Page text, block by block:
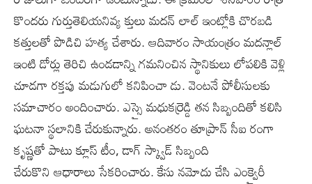
కొందరు గుర్తుతెలియనివ్య క్తులు మదన్ లాల్ ఇంట్లోకి చొరబడి
కత్తులతో పొడిచి హత్య చేశారు. ఆదివారం సాయంత్రం మదన్లాల్
ఇంటి డోర్లు తెరిచి ఉండడాన్ని గమనించిన స్థానికులు లోపలికి వెళ్లి
చూడగా రక్తపు మడుగులో కనిపించా డు. వెంటనే పోలీసులకు
సమాచారం అందించారు. ఎస్సై మధుకర్రెడ్డి తన సిబ్బందితో కలిసి
ఘటనా స్థలానికి చేరుకున్నారు. అనంతరం తూప్రాన్ సీఐ రంగా
కృష్ణతో పాటు క్లూస్ టీం, డాగ్ స్క్వాడ్ సిబ్బంది
చేరుకొని ఆధారాలు సేకరించారు. కేసు నమోదు చేసి ఎంక్వైరీ